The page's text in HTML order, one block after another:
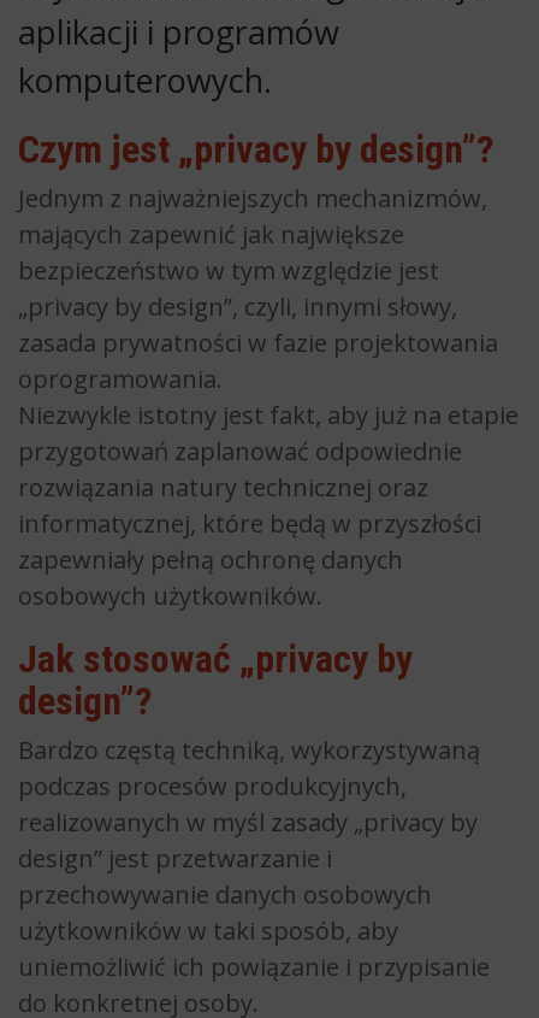
aplikacji i programów
komputerowych.
Czym jest „privacy by design”?
Jednym z najważniejszych mechanizmów,
mających zapewnić jak największe
bezpieczeństwo w tym względzie jest
„privacy by design”, czyli, innymi słowy,
zasada prywatności w fazie projektowania
oprogramowania.
Niezwykle istotny jest fakt, aby już na etapie
przygotowań zaplanować odpowiednie
rozwiązania natury technicznej oraz
informatycznej, które będą w przyszłości
zapewniały pełną ochronę danych
osobowych użytkowników.
Jak stosować „privacy by
design”?
Bardzo częstą techniką, wykorzystywaną
podczas procesów produkcyjnych,
realizowanych w myśl zasady „privacy by
design” jest przetwarzanie i
przechowywanie danych osobowych
użytkowników w taki sposób, aby
uniemożliwić ich powiązanie i przypisanie
do konkretnej osoby.